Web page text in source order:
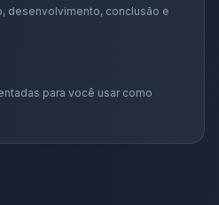
desenvolvimento, conclusão e
para você usar como